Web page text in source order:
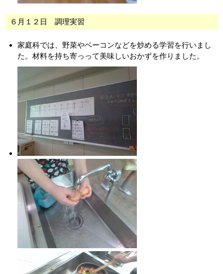
６月１２日 調理実習
家庭科では、野菜やベーコンなどを炒める学習を行いまし
た。材料を持ち寄っって美味しいおかずを作りました。